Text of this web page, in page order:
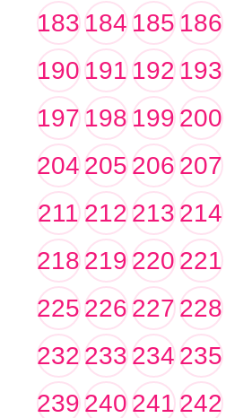
183184185186
190191192193
197198199200
204205206207
211212213214
218219220221
225226227228
232233234235
239240241242